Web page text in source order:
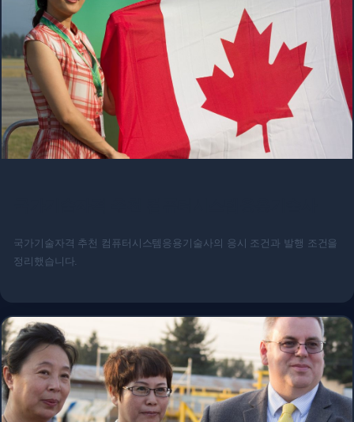
국가기술자격 추천 컴퓨터시스템응용기술사의 응시 조건과 발행 조건을
정리했습니다.